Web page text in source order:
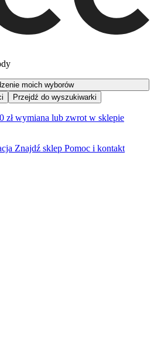
moich wyborów
Przejdź do wyszukiwarki
0 zł wymiana lub zwrot w sklepie
Znajdź sklep Pomoc i kontakt